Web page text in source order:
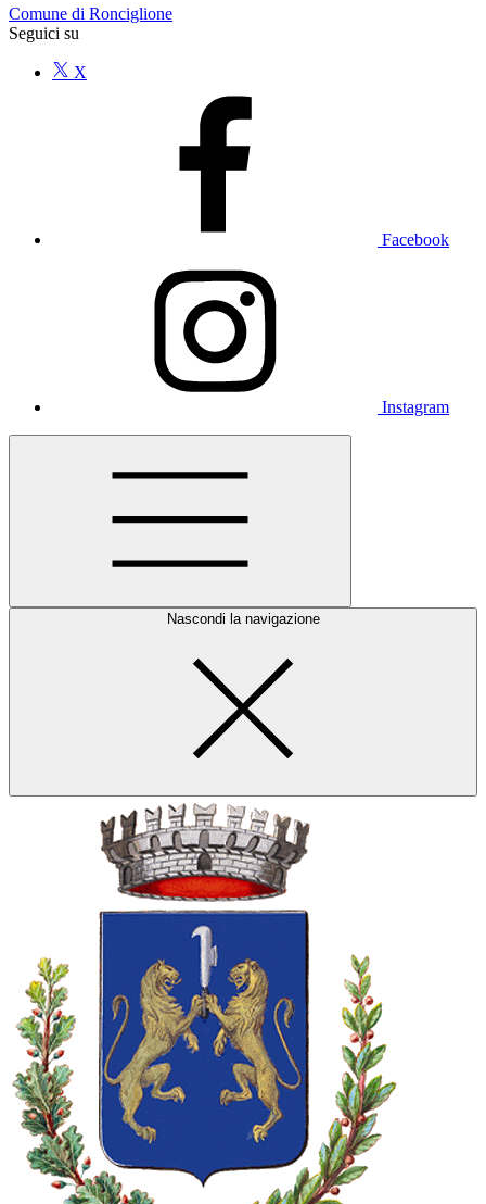
Comune di Ronciglione
Seguici su
X
Facebook
Instagram
Nascondi la navigazione